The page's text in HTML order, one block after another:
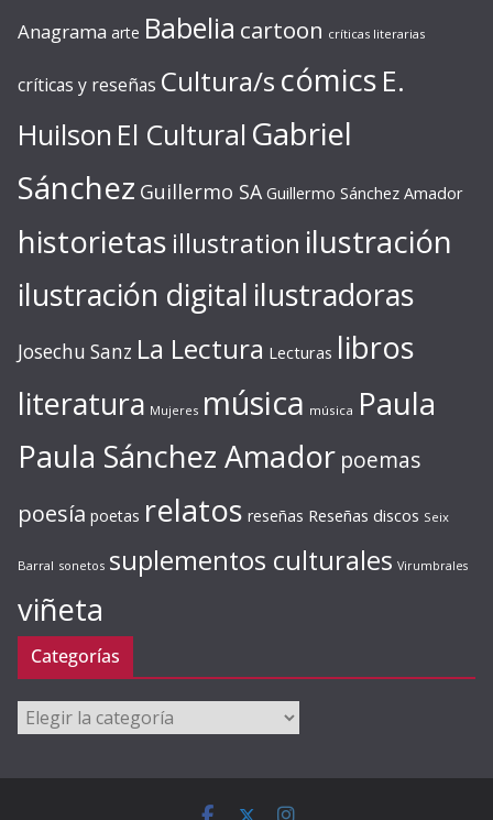
Anagrama arte Babelia cartoon críticas literarias
críticas y reseñas Cultura/s cómics E.
Huilson El Cultural Gabriel
Sánchez Guillermo SA Guillermo Sánchez Amador
historietas illustration ilustración
ilustración digital ilustradoras
Josechu Sanz La Lectura Lecturas libros
literatura Mujeres música música Paula
Paula Sánchez Amador poemas
poesía poetas relatos reseñas Reseñas discos Seix
Barral sonetos suplementos culturales Virumbrales
viñeta
Categorías
Categorías